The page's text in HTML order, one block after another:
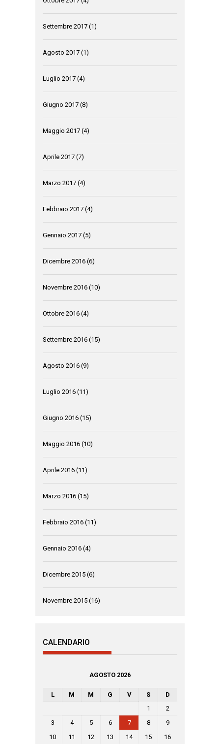
Settembre 2017 (1)
Agosto 2017 (1)
Luglio 2017 (4)
Giugno 2017 (8)
Maggio 2017 (4)
Aprile 2017 (7)
Marzo 2017 (4)
Febbraio 2017 (4)
Gennaio 2017 (5)
Dicembre 2016 (6)
Novembre 2016 (10)
Ottobre 2016 (4)
Settembre 2016 (15)
Agosto 2016 (9)
Luglio 2016 (11)
Giugno 2016 (15)
Maggio 2016 (10)
Aprile 2016 (11)
Marzo 2016 (15)
Febbraio 2016 (11)
Gennaio 2016 (4)
Dicembre 2015 (6)
Novembre 2015 (16)
CALENDARIO
AGOSTO 2026
L M M G V S
D
1
2
3
4 5 6 7 8
9
10
11 12 13 14 15
16